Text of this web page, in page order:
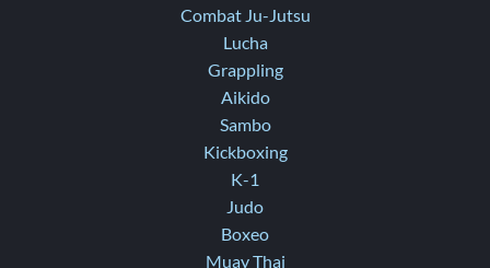
Combat Ju-Jutsu
Lucha
Grappling
Aikido
Sambo
Kickboxing
K-1
Judo
Boxeo
Muay Thai